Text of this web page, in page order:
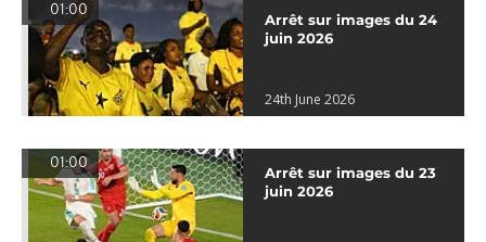
01:00
Arrêt sur images du 24
juin 2026
24th June 2026
01:00
Arrêt sur images du 23
juin 2026